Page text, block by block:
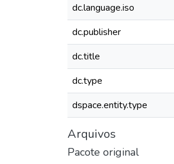
dc.language.iso
dc.publisher
dc.title
dc.type
dspace.entity.type
Arquivos
Pacote original